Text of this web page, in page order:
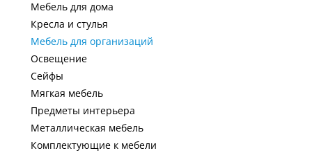
Мебель для дома
Кресла и стулья
Мебель для организаций
Освещение
Сейфы
Мягкая мебель
Предметы интерьера
Металлическая мебель
Комплектующие к мебели